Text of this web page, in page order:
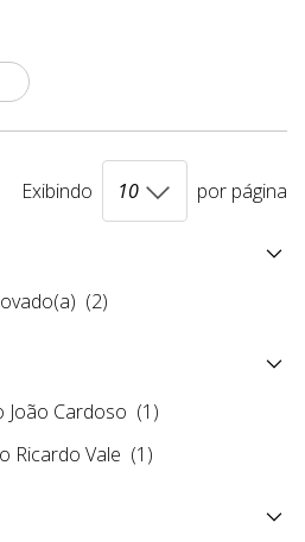
Exibindo por página
(2)
João Cardoso (1)
Ricardo Vale (1)